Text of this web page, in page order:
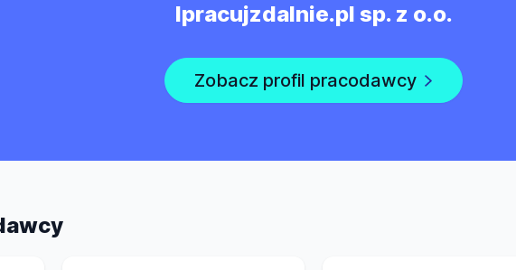
Ipracujzdalnie.pl sp. z o.o.
Zobacz profil pracodawcy